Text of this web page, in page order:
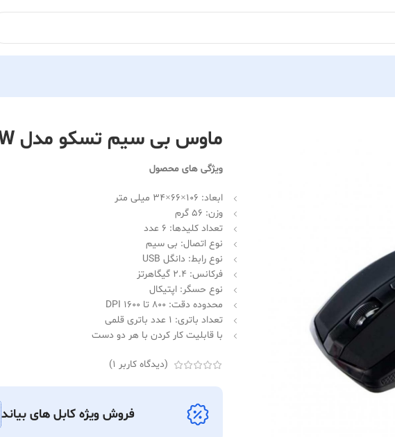
ماوس بی سیم تسکو مدل TM 667W
ویژگی های محصول
ابعاد: 106×66×34 میلی متر
وزن: 56 گرم
تعداد کلیدها: 6 عدد
نوع اتصال: بی سیم
نوع رابط: دانگل USB
فرکانس: 2.4 گیگاهرتز
نوع حسگر: اپتیکال
محدوده دقت: 800 تا 1600 DPI
تعداد باتری: 1 عدد باتری قلمی
با قابلیت کار کردن با هر دو دست
(دیدگاه کاربر 1
)
فروش ویژه کابل های بیاند